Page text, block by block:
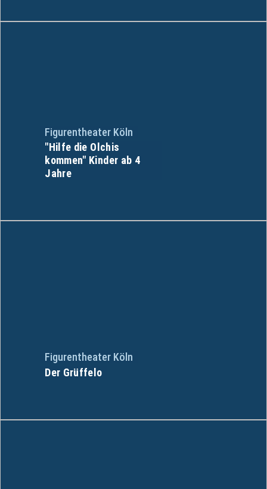
Figurentheater Köln
"Hilfe die Olchis
kommen" Kinder ab 4
Jahre
Figurentheater Köln
Der Grüffelo